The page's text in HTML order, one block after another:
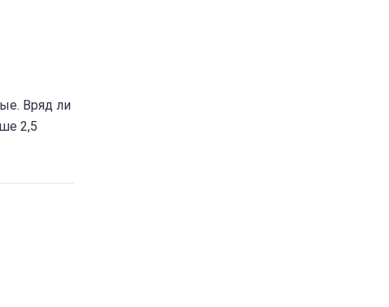
Вряд ли
2,5